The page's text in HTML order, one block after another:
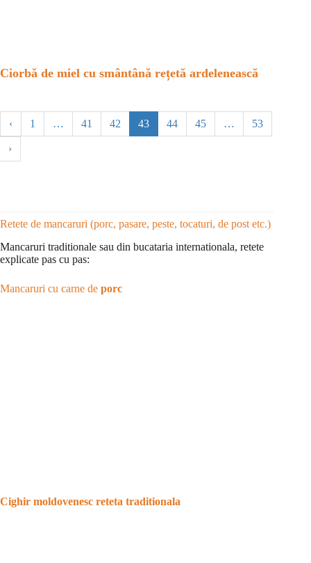
Ciorbă de miel cu smântână rețetă ardelenească
‹ 1 … 41 42 43 44 45 … 53
›
Retete de mancaruri (porc, pasare, peste, tocaturi, de post etc.)
Mancaruri traditionale sau din bucataria internationala, retete
explicate pas cu pas:
Mancaruri cu carne de porc
Cighir moldovenesc reteta traditionala